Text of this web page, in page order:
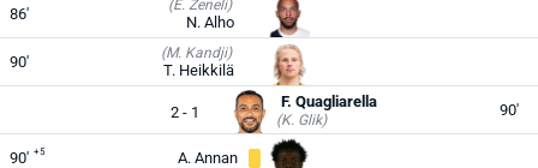
86' (E. Zeneli)
N. Alho
90' (M. Kandji)
T. Heikkilä
2 - 1
F. Quagliarella
(K. Glik)
90'
90' +5 A. Annan